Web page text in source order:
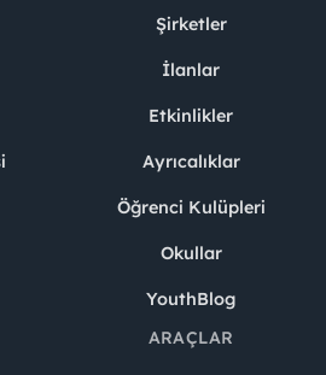
Şirketler
İlanlar
Etkinlikler
Ayrıcalıklar
Öğrenci Kulüpleri
Okullar
YouthBlog
ARAÇLAR